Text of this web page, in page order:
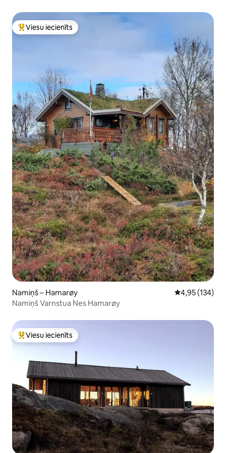
Populārs viesu iecienīts mājoklis
Viesu iecienīts
Namiņš – Hamarøy Vidējais
4,95 (134)
Namiņš Varnstua Nes Hamarøy
Populārs viesu iecienīts mājoklis
Viesu iecienīts